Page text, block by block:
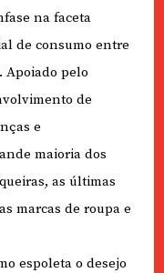
na faceta
de consumo entre
Apoiado pelo
de
e
maioria dos
as últimas
marcas de roupa e
espoleta o desejo